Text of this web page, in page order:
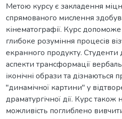
Метою курсу є закладення
спрямованого мислення
кінематографії. Курс
глибоке розуміння процесів
екранного продукту. Студенти
аспекти трансформації
іконічні образи та дізнаються
"динамічної картини" у
драматургічної дії. Курс також
можливість поглиблено